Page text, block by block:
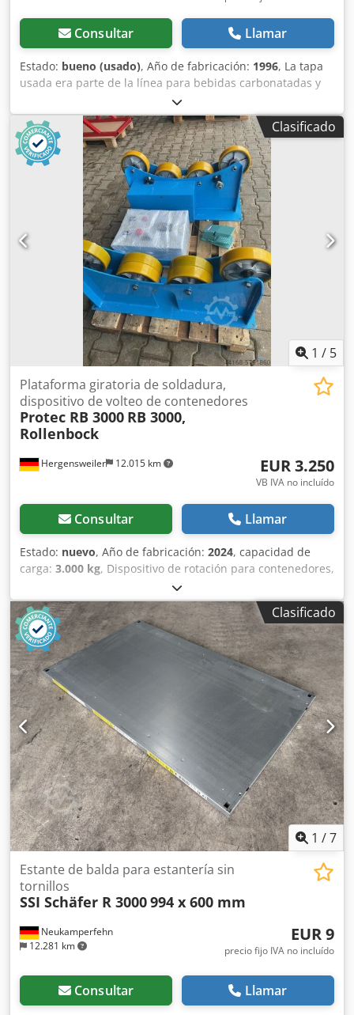
Consultar Llamar
Estado: bueno (usado), Año de fabricación: 1996, La tapa
usada era parte de la línea para bebidas carbonatadas y
agua. Crjdpfxevtpt Is Aiisf correcto en buen estado
Clasificado
1 / 5
Hergensweiler 12.015 km
Plataforma giratoria de soldadura,
dispositivo de volteo de contenedores
Protec RB 3000 RB 3000,
Rollenbock
EUR 3.250
VB IVA no incluído
Consultar Llamar
Estado: nuevo, Año de fabricación: 2024, capacidad de
carga: 3.000 kg, Dispositivo de rotación para contenedores,
mesa de soldadura, mesa de soldadura rotatoria, soporte
con rodillos. Capacidad de carga: 3000 kg. Cjdpsgu Edyofx
Aiijrf Con control remoto de pedal. Velocidad ajustable de
forma continua, de 80 a 1600 mm/min. Diámetro: de 40
mm a 1400 mm. Diámetro del rodillo: 200 mm. L: 800 x A:
370 x Al: 450. Posible variación en el modelo o el color.
Clasificado
1 /7
Neukamperfehn
12.281 km
Estante de balda para estantería sin
tornillos
SSI Schäfer R 3000994 x 600 mm
EUR 9
precio fijo IVA no incluído
Consultar Llamar